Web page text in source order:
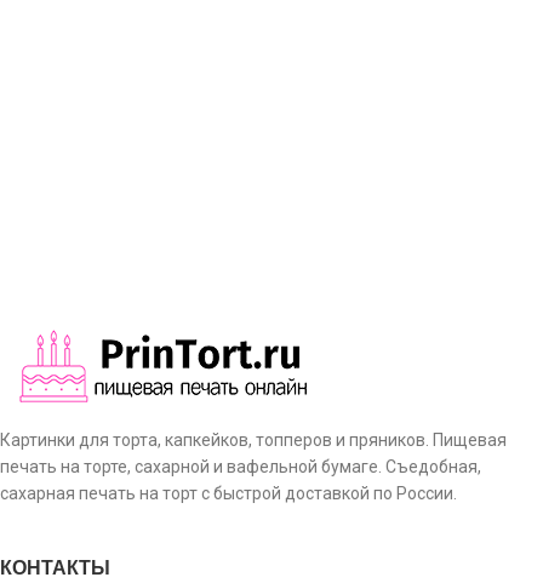
Картинки для торта, капкейков, топперов и пряников. Пищевая
печать на торте, сахарной и вафельной бумаге. Съедобная,
сахарная печать на торт с быстрой доставкой по России.
КОНТАКТЫ